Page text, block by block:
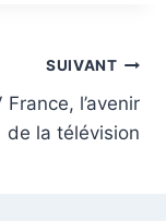
SUIVANT
France, l’avenir
de la télévision